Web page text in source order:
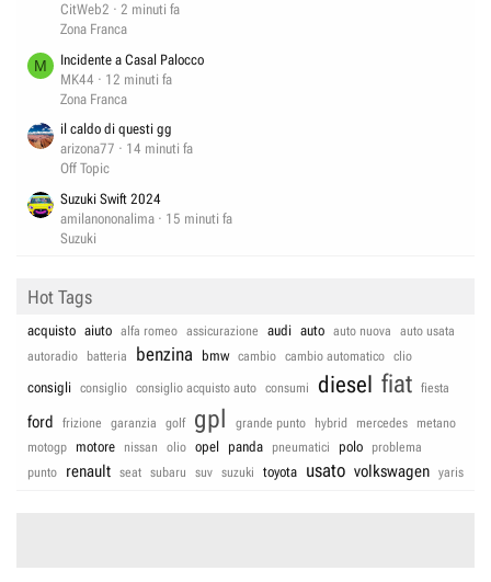
CitWeb2
2 minuti fa
Zona Franca
M
Incidente a Casal Palocco
MK44
12 minuti fa
Zona Franca
il caldo di questi gg
arizona77
14 minuti fa
Off Topic
Suzuki Swift 2024
amilanononalima
15 minuti fa
Suzuki
Hot Tags
acquisto aiuto alfa romeo assicurazione audi auto auto nuova
auto usata
autoradio
batteria benzina bmw cambio cambio automatico clio
consigli consiglio consiglio acquisto auto consumi diesel fiat fiesta
ford frizione garanzia golf gpl grande punto hybrid mercedes
metano
motogp
motore nissan olio opel panda pneumatici polo
problema
punto
renault seat subaru suv suzuki toyota usato volkswagen yaris